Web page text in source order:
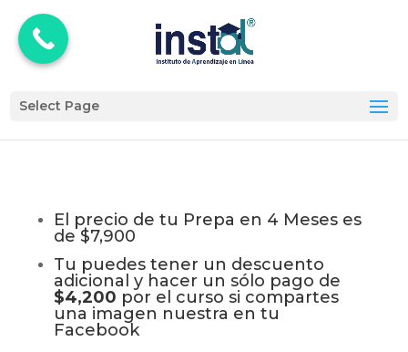
Select Page
El precio de tu Prepa en 4 Meses es
de $7,900
Tu puedes tener un descuento
adicional y hacer un sólo pago de
$4,200 por el curso si compartes
una imagen nuestra en tu
Facebook